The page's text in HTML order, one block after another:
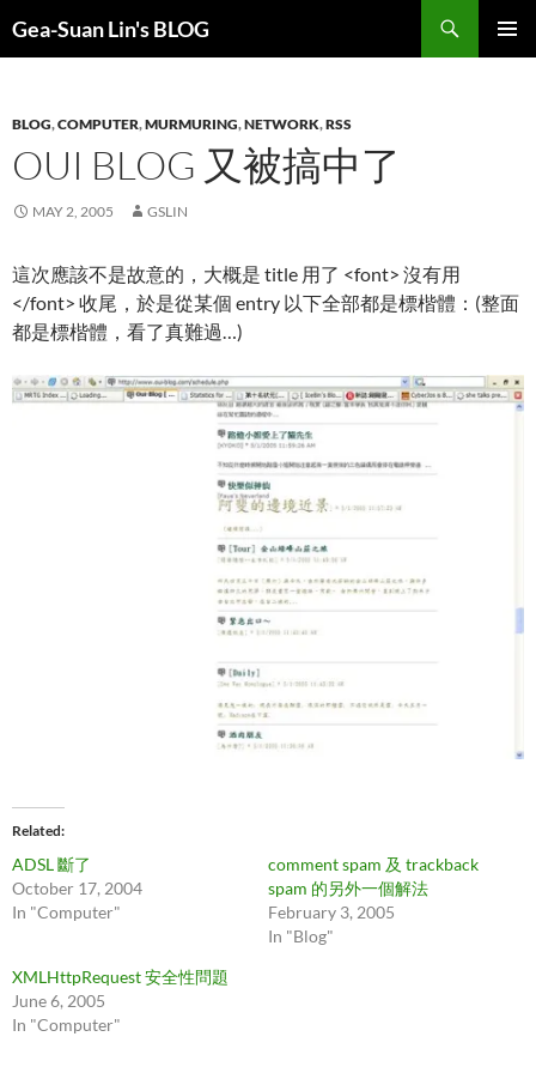
Gea-Suan Lin's BLOG
BLOG,COMPUTER,MURMURING,NETWORK,RSS
OUI BLOG 又被搞中了
MAY 2, 2005 GSLIN
這次應該不是故意的，大概是 title 用了 <font> 沒有用
</font> 收尾，於是從某個 entry 以下全部都是標楷體：(整面
都是標楷體，看了真難過…)
Related
ADSL 斷了
October 17, 2004
In "Computer"
comment spam 及 trackback
spam 的另外一個解法
February 3, 2005
In "Blog"
XMLHttpRequest 安全性問題
June 6, 2005
In "Computer"